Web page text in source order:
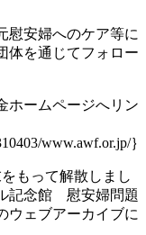
慰安婦へのケア等に
体を通じてフォロー
ームページへリン
www.awf.or.jp/｝
もって解散しまし
記念館 慰安婦問題
ウェブアーカイブに